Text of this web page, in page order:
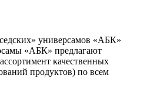
универсамов «АБК»
«АБК» предлагают
качественных
продуктов) по всем